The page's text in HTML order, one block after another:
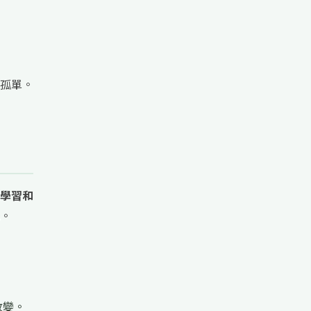
單。
習和
。